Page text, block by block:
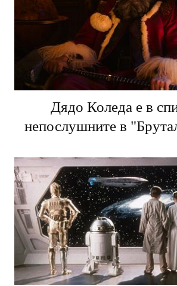
Дядо Коледа е в
непослушните в